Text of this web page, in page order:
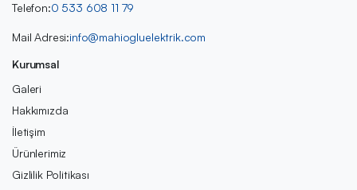
Telefon:0 533 608 11 79
Mail Adresi:info@mahiogluelektrik.com
Kurumsal
Galeri
Hakkımızda
İletişim
Ürünlerimiz
Gizlilik Politikası